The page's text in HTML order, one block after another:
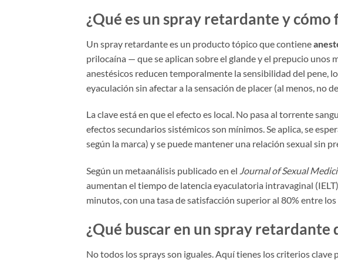
¿Qué es un spray retardante y cómo
Un spray retardante es un producto tópico que contiene
prilocaína — que se aplican sobre el glande y el prepucio unos
anestésicos reducen temporalmente la sensibilidad del pene,
eyaculación sin afectar a la sensación de placer (al menos, no
La clave está en que el efecto es local. No pasa al torrente
efectos secundarios sistémicos son mínimos. Se aplica, se
según la marca) y se puede mantener una relación sexual sin
Según un metaanálisis publicado en el Journal of Sexual
aumentan el tiempo de latencia eyaculatoria intravaginal
minutos, con una tasa de satisfacción superior al 80% entre
¿Qué buscar en un spray retardante
No todos los sprays son iguales. Aquí tienes los criterios clave